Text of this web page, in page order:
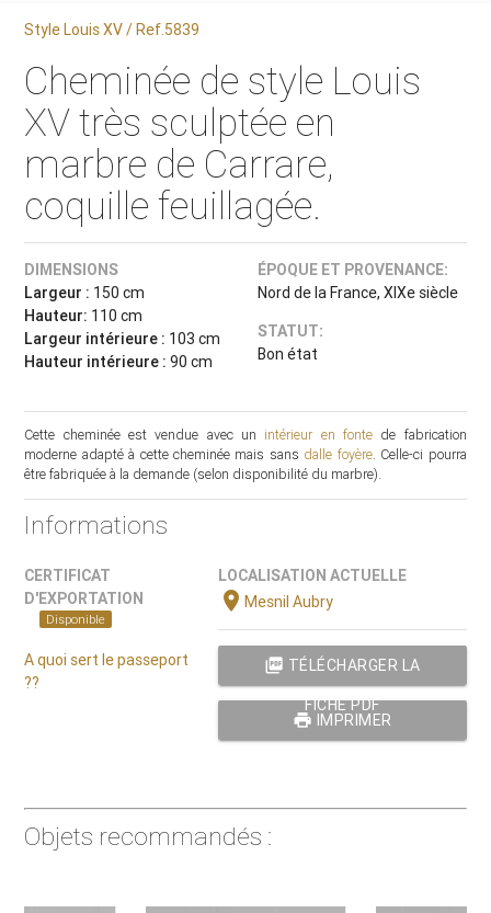
Style Louis XV / Ref.5839
Cheminée de style Louis
XV très sculptée en
marbre de Carrare,
coquille feuillagée.
DIMENSIONS
Largeur : 150 cm
Hauteur: 110 cm
Largeur intérieure : 103 cm
Hauteur intérieure :90 cm
ÉPOQUE ET PROVENANCE:
Nord de la France, XIXe siècle
STATUT:
Bon état
Cette cheminée est vendue avec un intérieur en fontede fabrication
moderne adapté à cette cheminée mais sans dalle foyère. Celle-ci pourra
être fabriquée à la demande (selon disponibilité du marbre).
Informations
CERTIFICAT
D'EXPORTATION
Disponible
A quoi sert le passeport
??
LOCALISATION ACTUELLE
location_onMesnil Aubry
picture_as_pdf TÉLÉCHARGER LA
FICHE PDF
print IMPRIMER
Objets recommandés :